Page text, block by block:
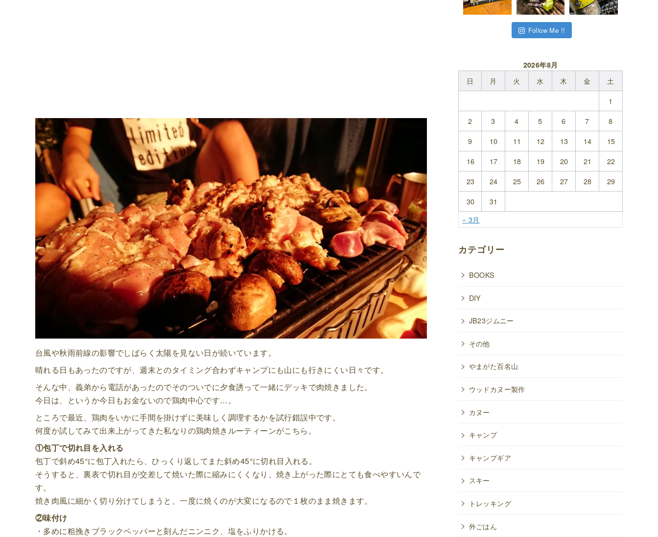
台風や秋雨前線の影響でしばらく太陽を見ない日が続いています。
晴れる日もあったのですが、週末とのタイミング合わずキャンプにも山にも行きにくい日々です。
そんな中、義弟から電話があったのでそのついでに夕食誘って一緒にデッキで肉焼きました。
今日は、というか今日もお金ないので鶏肉中心です…。
ところで最近、鶏肉をいかに手間を掛けずに美味しく調理するかを試行錯誤中です。
何度か試してみて出来上がってきた私なりの鶏肉焼きルーティーンがこちら。
①包丁で切れ目を入れる
包丁で斜め45°に包丁入れたら、ひっくり返してまた斜め45°に切れ目入れる。
そうすると、裏表で切れ目が交差して焼いた際に縮みにくくなり、焼き上がった際にとても食べやすいんで
す。
焼き肉風に細かく切り分けてしまうと、一度に焼くのが大変になるので１枚のまま焼きます。
②味付け
・多めに粗挽きブラックペッパーと刻んだニンニク、塩をふりかける。
Follow Me !!
2026年8月
日 月 火 水 木 金
土
1
2
3 4 5 6 7
8
9
10 11 12 13 14
15
16
17 18 19 20 21
22
23
24 25 26 27 28
29
30
31
« 3月
カテゴリー
BOOKS
DIY
JB23ジムニー
その他
やまがた百名山
ウッドカヌー製作
カヌー
キャンプ
キャンプギア
スキー
トレッキング
外ごはん